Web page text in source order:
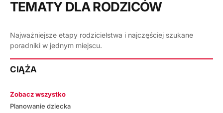
TEMATY DLA RODZICÓW
Najważniejsze etapy rodzicielstwa i najczęściej szukane
poradniki w jednym miejscu.
CIĄŻA
Zobacz wszystko
Planowanie dziecka